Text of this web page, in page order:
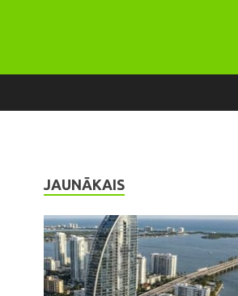
JAUNĀKAIS